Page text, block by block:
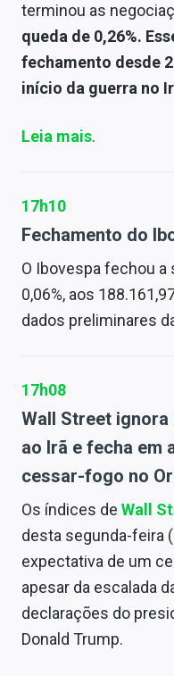
terminou as
queda de 0,26%.
fechamento desde
início da guerra no
Leia mais.
17h10
Fechamento do
O Ibovespa fechou a
0,06%, aos
dados preliminares
17h08
Wall Street ignora
ao Irã e fecha em
cessar-fogo no
Os índices de Wall
desta segunda-feira
expectativa de um
apesar da escalada
declarações do
Donald Trump.